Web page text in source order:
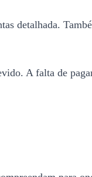
detalhada.
A falta de